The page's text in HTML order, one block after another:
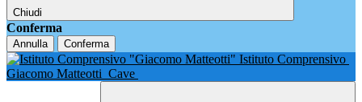
Chiudi
Conferma
Annulla Conferma
Istituto Comprensivo
Giacomo Matteotti Cave